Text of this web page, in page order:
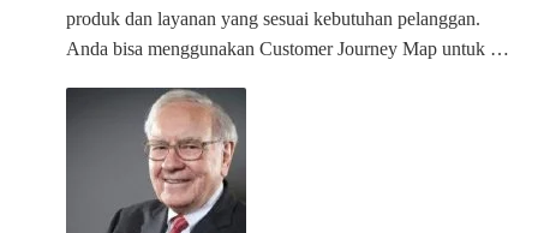
produk dan layanan yang sesuai kebutuhan pelanggan.
Anda bisa menggunakan Customer Journey Map untuk …